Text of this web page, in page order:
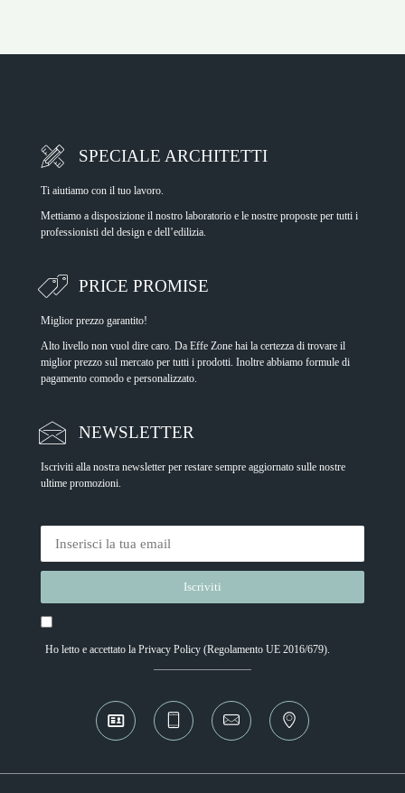
SPECIALE ARCHITETTI
Ti aiutiamo con il tuo lavoro.
Mettiamo a disposizione il nostro laboratorio e le nostre proposte per tutti i
professionisti del design e dell’edilizia.
PRICE PROMISE
Miglior prezzo garantito!
Alto livello non vuol dire caro. Da Effe Zone hai la certezza di trovare il
miglior prezzo sul mercato per tutti i prodotti. Inoltre abbiamo formule di
pagamento comodo e personalizzato.
NEWSLETTER
Iscriviti alla nostra newsletter per restare sempre aggiornato sulle nostre
ultime promozioni.
Ho letto e accettato la Privacy Policy(Regolamento UE 2016/679).
Alternative: